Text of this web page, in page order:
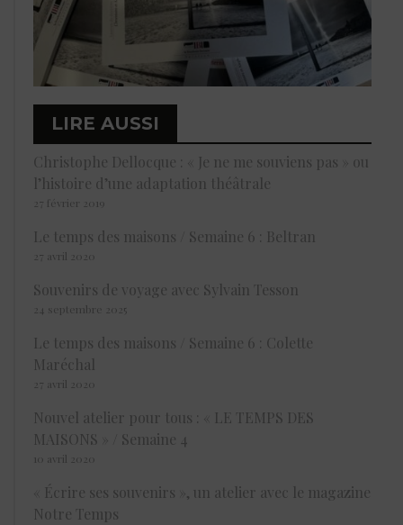
LIRE AUSSI
Christophe Dellocque : « Je ne me souviens pas » ou
l’histoire d’une adaptation théâtrale
27 février 2019
Le temps des maisons / Semaine 6 : Beltran
27 avril 2020
Souvenirs de voyage avec Sylvain Tesson
24 septembre 2025
Le temps des maisons / Semaine 6 : Colette
Maréchal
27 avril 2020
Nouvel atelier pour tous : « LE TEMPS DES
MAISONS » / Semaine 4
10 avril 2020
« Écrire ses souvenirs », un atelier avec le magazine
Notre Temps